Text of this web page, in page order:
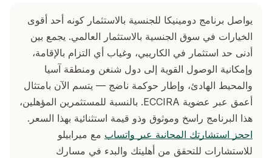
يواصل برنامج دومينيكا للجنسية بالاستثمار كونه أحد أقوى
الخيارات في سوق الجنسية بالاستثمار العالمي. يجمع بين
أدنى حد استثمار في الكاريبي، وغياب أي التزام بالإقامة،
وإمكانية الوصول القوية إلى دول شنغن ومنطقة آسيا
والمحيط الهادئ، وإطار حوكمة ناضج — يتسم الآن بامتثال
أعمق عبر عضوية ECCIRA. بالنسبة للمستثمرين المؤهلين،
هذا البرنامج راسخ وموثوق وذو قيمة استثنائية بهذا السعر.
احجز استشارتك المجانية عبر واتساب مع ميرابيلو
للاستشارات للتحقق من أهليتك والبدء في مسارك